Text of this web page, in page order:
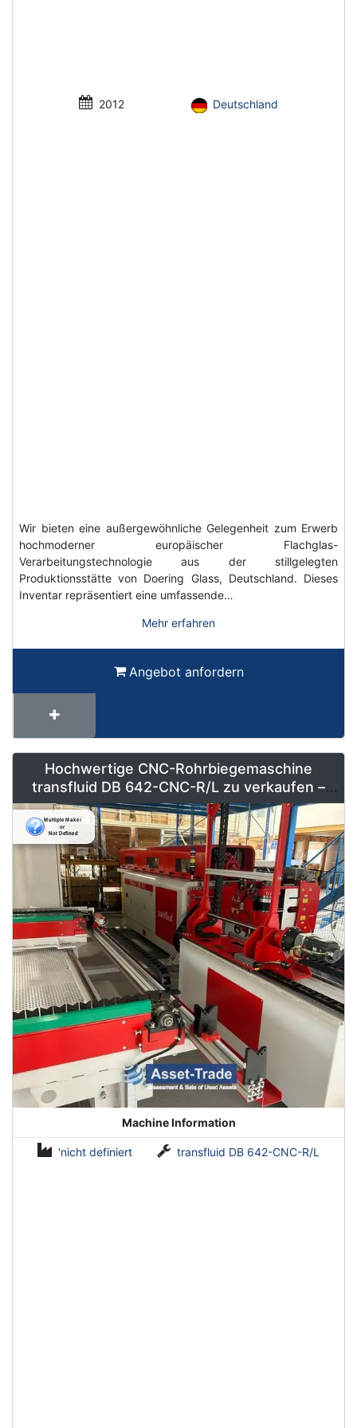
2012 Deutschland
Wir bieten eine außergewöhnliche Gelegenheit zum Erwerb
hochmoderner europäischer Flachglas-
Verarbeitungstechnologie aus der stillgelegten
Produktionsstätte von Doering Glass, Deutschland. Dieses
Inventar repräsentiert eine umfassende…
Mehr erfahren
Angebot anfordern
Hochwertige CNC-Rohrbiegemaschine
transfluid DB 642-CNC-R/L zu verkaufen –
Vollautomatisiert & Neuwertig
Machine Information
'nicht definiert transfluid DB 642-CNC-R/L